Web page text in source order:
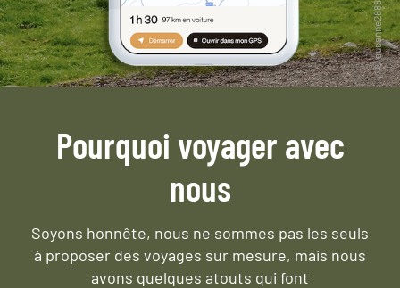
Pourquoi voyager avec
nous
Soyons honnête, nous ne sommes pas les seuls
à proposer des voyages sur mesure, mais nous
avons quelques atouts qui font